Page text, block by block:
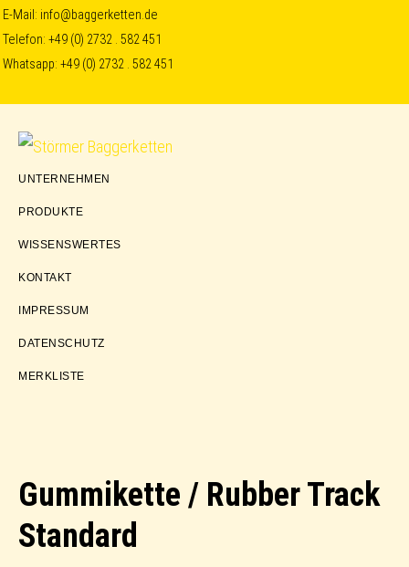
Skip
to
primary
navigation
Skip
to
content
Skip
to
E-Mail: info@baggerketten.de
Telefon:+49 (0) 2732 . 582 451
Whatsapp:+49 (0) 2732 . 582 451
Störmer
UNTERNEHMEN
PRODUKTE
WISSENSWERTES
KONTAKT
IMPRESSUM
DATENSCHUTZ
MERKLISTE
Gummikette / Rubber Track
Standard